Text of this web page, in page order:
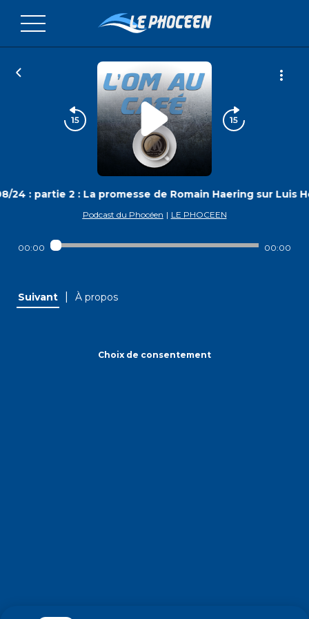
24 : partie 2 : La promesse de Romain Haering sur Luis
Podcast du Phocéen | LE PHOCEEN
00:00 00:00
Suivant À propos
Choix de consentement